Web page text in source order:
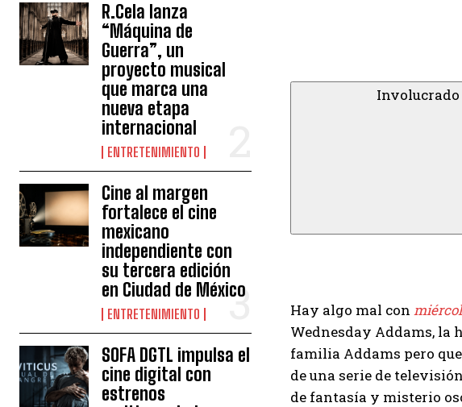
R.Cela lanza
“Máquina de
Guerra”, un
proyecto musical
que marca una
nueva etapa
internacional
ENTRETENIMIENTO
Cine al margen
fortalece el cine
mexicano
independiente con
su tercera edición
en Ciudad de México
ENTRETENIMIENTO
SOFA DGTL impulsa el
cine digital con
estrenos
Involucrado
Hay algo mal con
Wednesday Addams, la
familia Addams pero
de una serie de
de fantasía y misterio